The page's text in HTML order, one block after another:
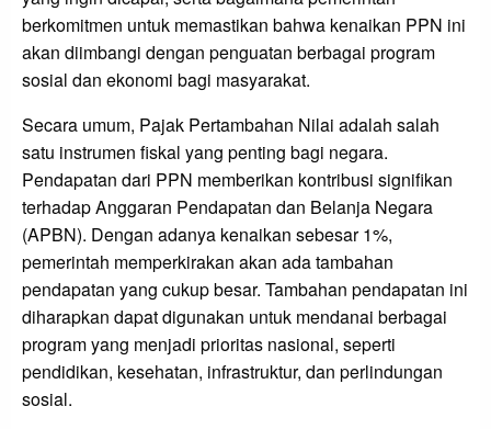
berkomitmen untuk memastikan bahwa kenaikan PPN ini
akan diimbangi dengan penguatan berbagai program
sosial dan ekonomi bagi masyarakat.
Secara umum, Pajak Pertambahan Nilai adalah salah
satu instrumen fiskal yang penting bagi negara.
Pendapatan dari PPN memberikan kontribusi signifikan
terhadap Anggaran Pendapatan dan Belanja Negara
(APBN). Dengan adanya kenaikan sebesar 1%,
pemerintah memperkirakan akan ada tambahan
pendapatan yang cukup besar. Tambahan pendapatan ini
diharapkan dapat digunakan untuk mendanai berbagai
program yang menjadi prioritas nasional, seperti
pendidikan, kesehatan, infrastruktur, dan perlindungan
sosial.